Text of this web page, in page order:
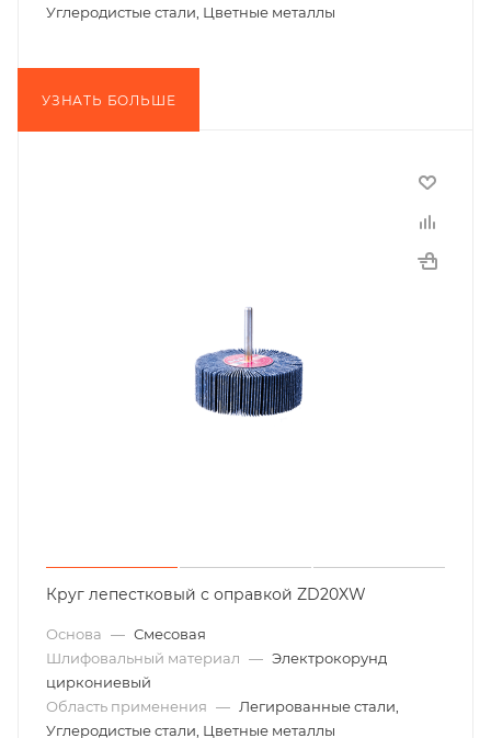
Углеродистые стали, Цветные металлы
УЗНАТЬ БОЛЬШЕ
Круг лепестковый с оправкой ZD20XW
Основа — Смесовая
Шлифовальный материал — Электрокорунд
циркониевый
Область применения — Легированные стали,
Углеродистые стали, Цветные металлы